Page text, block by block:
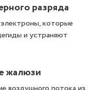
разряда
которые
и устраняют
жалюзи